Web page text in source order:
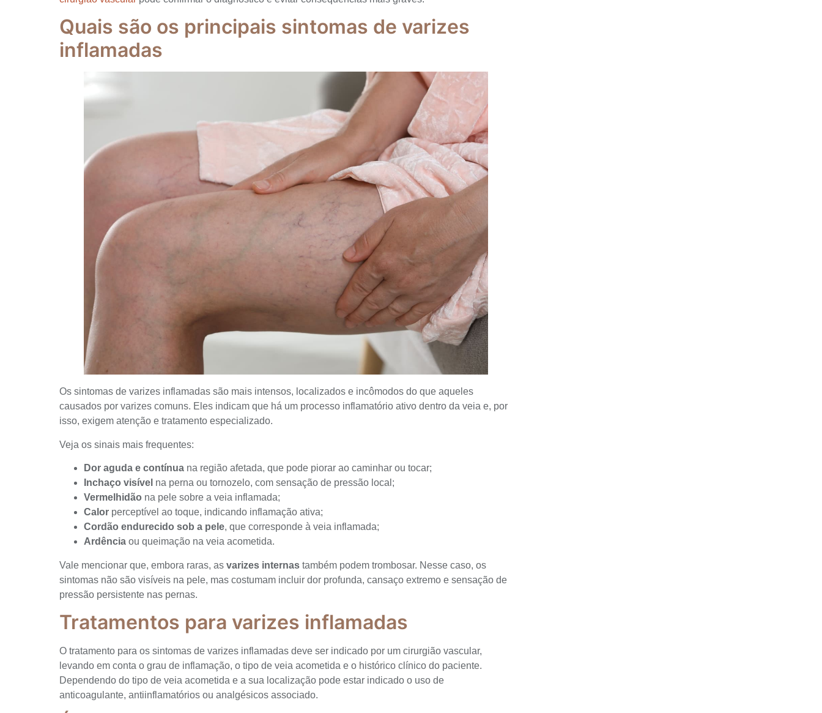
Quais são os principais sintomas de varizes
inflamadas
Os sintomas de varizes inflamadas são mais intensos, localizados e incômodos do que aqueles
causados por varizes comuns. Eles indicam que há um processo inflamatório ativo dentro da veia e, por
isso, exigem atenção e tratamento especializado.
Veja os sinais mais frequentes:
Dor aguda e contínua na região afetada, que pode piorar ao caminhar ou tocar;
Inchaço visível na perna ou tornozelo, com sensação de pressão local;
Vermelhidão na pele sobre a veia inflamada;
Calor perceptível ao toque, indicando inflamação ativa;
Cordão endurecido sob a pele, que corresponde à veia inflamada;
Ardência ou queimação na veia acometida.
Vale mencionar que, embora raras, as varizes internas também podem trombosar. Nesse caso, os
sintomas não são visíveis na pele, mas costumam incluir dor profunda, cansaço extremo e sensação de
pressão persistente nas pernas.
Tratamentos para varizes inflamadas
O tratamento para os sintomas de varizes inflamadas deve ser indicado por um cirurgião vascular,
levando em conta o grau de inflamação, o tipo de veia acometida e o histórico clínico do paciente.
Dependendo do tipo de veia acometida e a sua localização pode estar indicado o uso de
anticoagulante, antiinflamatórios ou analgésicos associado.